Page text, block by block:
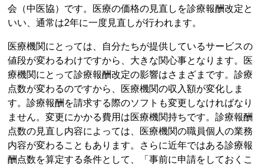
会（中医協）です。医療の価格の見直しを診療報酬改定と
いい、通常は2年に一度見直しが行われます。
医療機関にとっては、自分たちが提供しているサービスの
値段が変わるわけですから、大きな関心事となります。医
療機関にとって診療報酬改定の影響はさまざまです。診療
点数が変わるのですから、医療機関の収入額が変化しま
す。診療報酬を請求する際のソフトも変更しなければなり
ません。変更にかかる費用は医療機関持ちです。診療報酬
点数の見直し内容によっては、医療機関の職員個人の業務
内容が変わることもあります。さらに近年ではある診療報
酬点数を算定する条件として、「事前に申請をしておくこ